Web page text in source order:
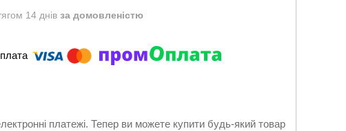
14 днів за домовленістю
платежі. Тепер ви можете купити будь-який товар